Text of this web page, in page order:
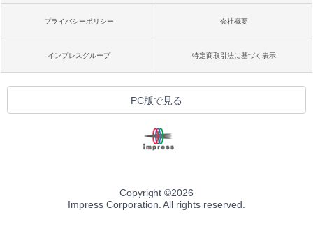
プライバシーポリシー 会社概要
インプレスグループ 特定商取引法に基づく表示
PC版で見る
Copyright ©2026
Impress Corporation. All rights reserved.